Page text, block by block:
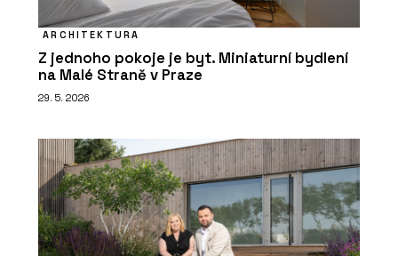
ARCHITEKTURA
Z jednoho pokoje je byt. Miniaturní bydlení
na Malé Straně v Praze
29. 5. 2026